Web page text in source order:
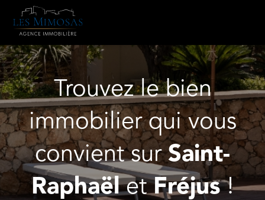
Trouvez le bien
immobilier qui vous
convient surSaint-
RaphaëletFréjus!